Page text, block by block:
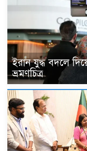
ইরান যুদ্ধ বদলে
ভ্রমণচিত্র